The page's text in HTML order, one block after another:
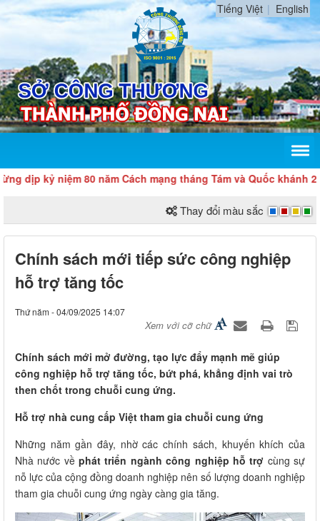
Tiếng Việt English
niệm 80 năm Cách mạng tháng Tám và Quốc khánh 2/9
Thay đổi màu sắc
Chính sách mới tiếp sức công nghiệp
hỗ trợ tăng tốc
Thứ năm - 04/09/2025 14:07
Xem với cỡ chữ
Chính sách mới mở đường, tạo lực đẩy mạnh mẽ giúp
công nghiệp hỗ trợ tăng tốc, bứt phá, khẳng định vai trò
then chốt trong chuỗi cung ứng.
Hỗ trợ nhà cung cấp Việt tham gia chuỗi cung ứng
Những năm gần đây, nhờ các chính sách, khuyến khích của
Nhà nước vềphát triển ngành công nghiệp hỗ trợ cùng sự
nỗ lực của cộng đồng doanh nghiệp nên số lượng doanh nghiệp
tham gia chuỗi cung ứng ngày càng gia tăng.